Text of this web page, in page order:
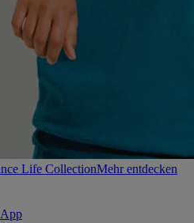
Life CollectionMehr entdecken